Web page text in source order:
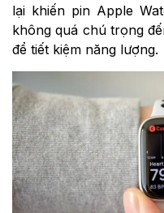
lại khiến pin Apple
không quá chú trọng
để tiết kiệm năng lượng.